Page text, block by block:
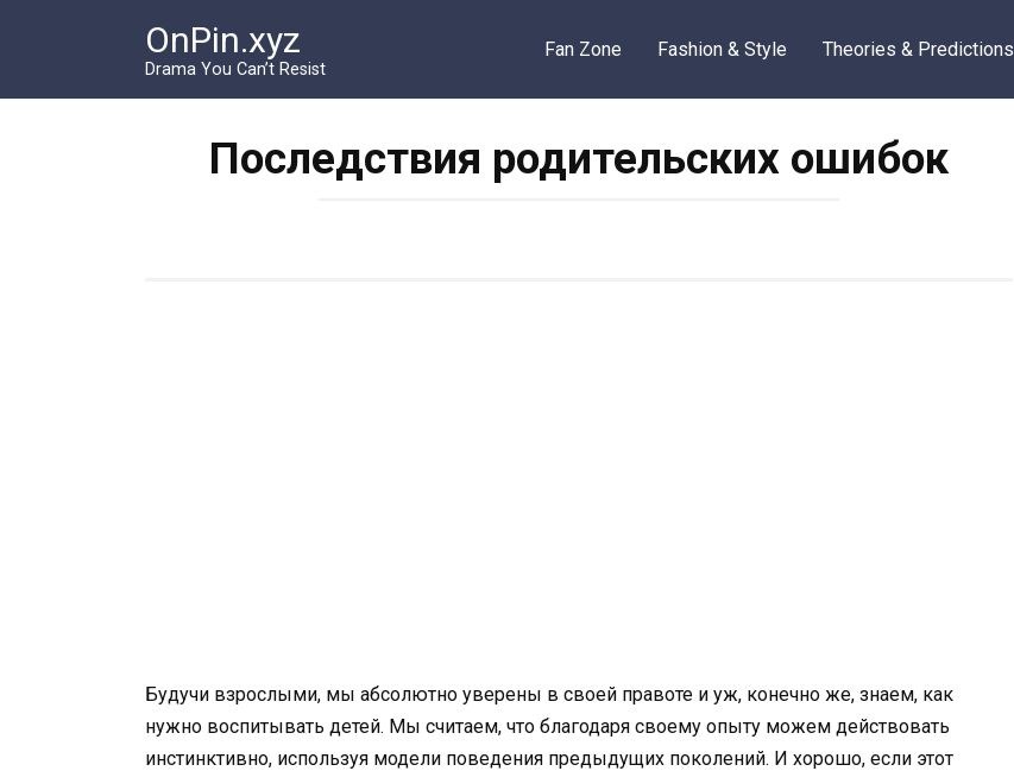
OnPin.xyz
Drama You Can’t Resist
Fan Zone Fashion & Style Theories & Predictions
Последствия родительских ошибок
Будучи взрослыми, мы абсолютно уверены в своей правоте и уж, конечно же, знаем, как
нужно воспитывать детей. Мы считаем, что благодаря своему опыту можем действовать
инстинктивно, используя модели поведения предыдущих поколений. И хорошо, если этот